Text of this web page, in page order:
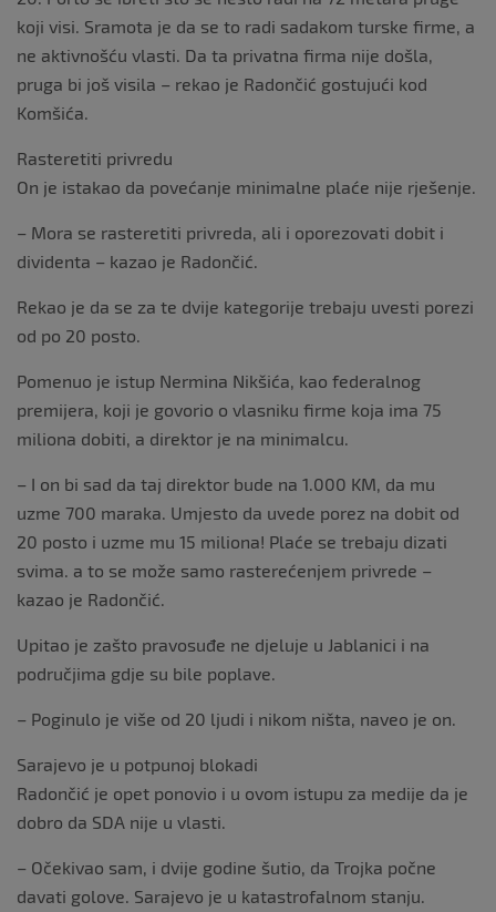
koji visi. Sramota je da se to radi sadakom turske firme, a
ne aktivnošću vlasti. Da ta privatna firma nije došla,
pruga bi još visila – rekao je Radončić gostujući kod
Komšića.
Rasteretiti privredu
On je istakao da povećanje minimalne plaće nije rješenje.
– Mora se rasteretiti privreda, ali i oporezovati dobit i
dividenta – kazao je Radončić.
Rekao je da se za te dvije kategorije trebaju uvesti porezi
od po 20 posto.
Pomenuo je istup Nermina Nikšića, kao federalnog
premijera, koji je govorio o vlasniku firme koja ima 75
miliona dobiti, a direktor je na minimalcu.
– I on bi sad da taj direktor bude na 1.000 KM, da mu
uzme 700 maraka. Umjesto da uvede porez na dobit od
20 posto i uzme mu 15 miliona! Plaće se trebaju dizati
svima. a to se može samo rasterećenjem privrede –
kazao je Radončić.
Upitao je zašto pravosuđe ne djeluje u Jablanici i na
područjima gdje su bile poplave.
– Poginulo je više od 20 ljudi i nikom ništa, naveo je on.
Sarajevo je u potpunoj blokadi
Radončić je opet ponovio i u ovom istupu za medije da je
dobro da SDA nije u vlasti.
– Očekivao sam, i dvije godine šutio, da Trojka počne
davati golove. Sarajevo je u katastrofalnom stanju.